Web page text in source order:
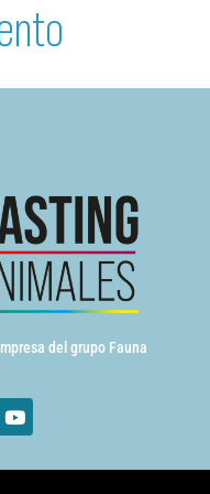
del grupo Fauna